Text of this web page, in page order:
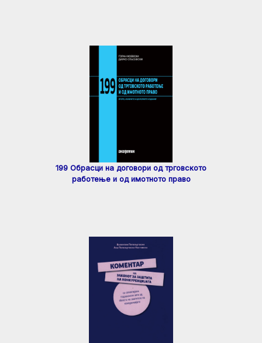
199 Обрасци на договори од трговското
работење и од имотното право